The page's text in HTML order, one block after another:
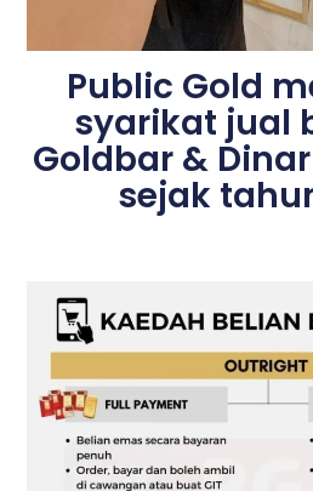
Public Gold
syarikat jual
Goldbar &
sejak